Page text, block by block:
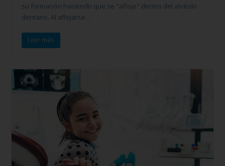
su formación haciendo que se "afloje" dentro del alvéolo
dentario. Al aflojarse…
Leer más